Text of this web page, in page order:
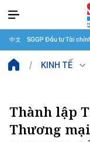
中文 SGGP Đầu tư Tài
KINH TẾ
Thành lập
Thương mại